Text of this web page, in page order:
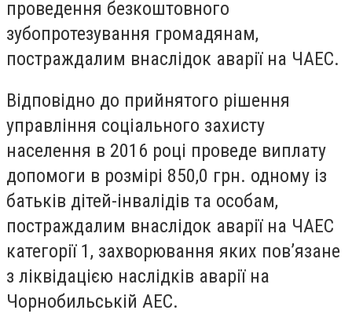
проведення безкоштовного
зубопротезування громадянам,
постраждалим внаслідок аварії на ЧАЕС.
Відповідно до прийнятого рішення
управління соціального захисту
населення в 2016 році проведе виплату
допомоги в розмірі 850,0 грн. одному із
батьків дітей-інвалідів та особам,
постраждалим внаслідок аварії на ЧАЕС
категорії 1, захворювання яких пов’язане
з ліквідацією наслідків аварії на
Чорнобильській АЕС.